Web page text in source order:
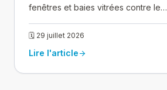
fenêtres et baies vitrées contre le…
🗓 29 juillet 2026
Lire l'articlearrow_forward